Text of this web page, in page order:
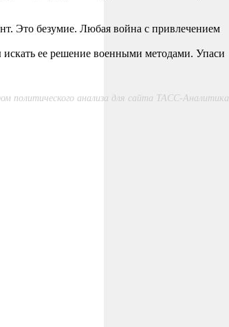
Это безумие. Любая война с привлечением
ее решение военными методами. Упаси
политического анализа для сайта ТАСС-Аналитика